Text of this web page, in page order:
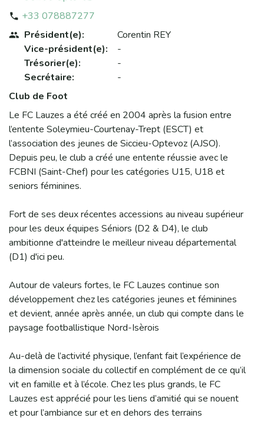
phone +33 078887277
people Président(e):
Vice-président(e):
Trésorier(e):
Secrétaire:
Corentin REY
-
-
-
Club de Foot
Le FC Lauzes a été créé en 2004 après la fusion entre
l’entente Soleymieu-Courtenay-Trept (ESCT) et
l’association des jeunes de Siccieu-Optevoz (AJSO).
Depuis peu, le club a créé une entente réussie avec le
FCBNI (Saint-Chef) pour les catégories U15, U18 et
seniors féminines.
Fort de ses deux récentes accessions au niveau supérieur
pour les deux équipes Séniors (D2 & D4), le club
ambitionne d'atteindre le meilleur niveau départemental
(D1) d'ici peu.
Autour de valeurs fortes, le FC Lauzes continue son
développement chez les catégories jeunes et féminines
et devient, année après année, un club qui compte dans le
paysage footballistique Nord-Isèrois
Au-delà de l’activité physique, l’enfant fait l’expérience de
la dimension sociale du collectif en complément de ce qu’il
vit en famille et à l’école. Chez les plus grands, le FC
Lauzes est apprécié pour les liens d’amitié qui se nouent
et pour l’ambiance sur et en dehors des terrains